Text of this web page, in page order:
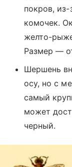
покров,
комочек.
желто-
Размер —
Шершень
осу, но с
самый
может
черный.